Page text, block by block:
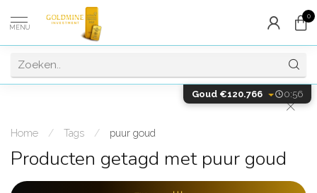
MENU
0
Home / Tags / puur goud
Producten getagd met puur goud
Goud €120.766 0:56